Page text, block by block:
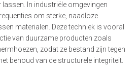
In industriële omgevingen
om sterke, naadloze
materialen. Deze techniek is vooral
van duurzame producten zoals
zodat ze bestand zijn tegen
behoud van de structurele integriteit.